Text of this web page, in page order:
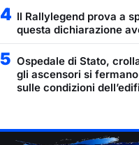
4 Il Rallylegend prova a
questa dichiarazione
5 Ospedale di Stato,
gli ascensori si
sulle condizioni